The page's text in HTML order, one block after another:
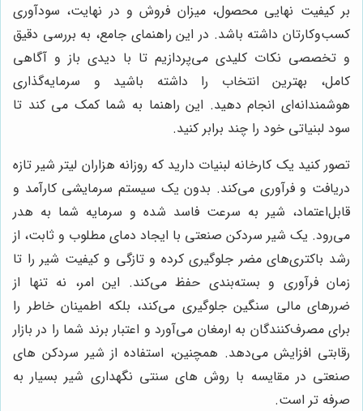
بر کیفیت نهایی محصول، میزان فروش و در نهایت، سودآوری
کسب‌وکارتان داشته باشد. در این راهنمای جامع، به بررسی دقیق
و تخصصی نکات کلیدی می‌پردازیم تا با دیدی باز و آگاهی
کامل، بهترین انتخاب را داشته باشید و سرمایه‌گذاری
هوشمندانه‌ای انجام دهید. این راهنما به شما کمک می کند تا
سود لبنیاتی خود را چند برابر کنید.
تصور کنید یک کارخانه لبنیات دارید که روزانه هزاران لیتر شیر تازه
دریافت و فرآوری می‌کند. بدون یک سیستم سرمایشی کارآمد و
قابل‌اعتماد، شیر به سرعت فاسد شده و سرمایه شما به هدر
می‌رود. یک شیر سردکن صنعتی با ایجاد دمای مطلوب و ثابت، از
رشد باکتری‌های مضر جلوگیری کرده و تازگی و کیفیت شیر را تا
زمان فرآوری و بسته‌بندی حفظ می‌کند. این امر، نه تنها از
ضررهای مالی سنگین جلوگیری می‌کند، بلکه اطمینان خاطر را
برای مصرف‌کنندگان به ارمغان می‌آورد و اعتبار برند شما را در بازار
رقابتی افزایش می‌دهد. همچنین، استفاده از شیر سردکن های
صنعتی در مقایسه با روش های سنتی نگهداری شیر بسیار به
صرفه تر است.